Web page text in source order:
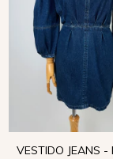
VESTIDO JEANS -